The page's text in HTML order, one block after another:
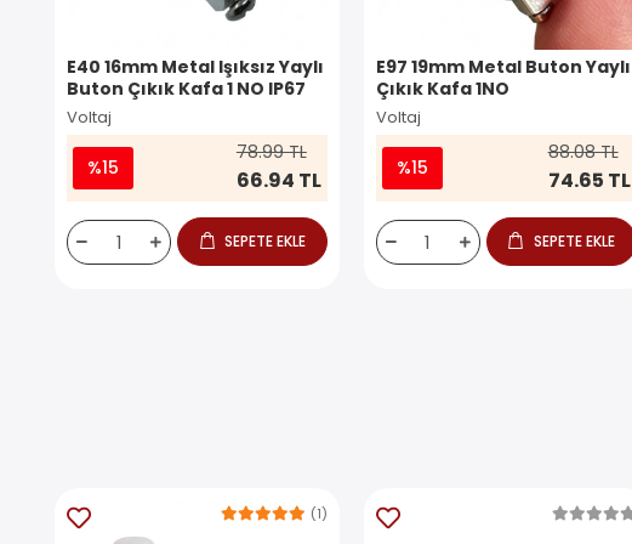
E40 16mm Metal Işıksız Yaylı
Buton Çıkık Kafa 1 NO IP67
Voltaj
%15
78.99 TL
66.94 TL
SEPETE EKLE
E97 19mm Metal Buton Yaylı
Çıkık Kafa 1NO
Voltaj
%15
88.08 TL
74.65 TL
SEPETE EKLE
(1)